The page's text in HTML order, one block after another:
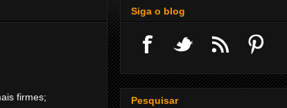
firmes;
Siga o blog
Pesquisar